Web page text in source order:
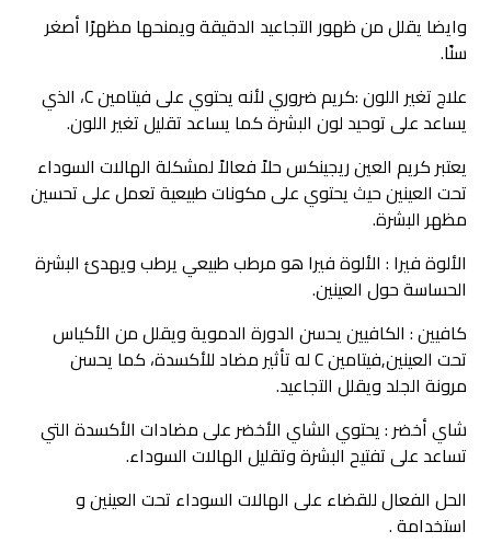
وايضا يقلل من ظهور التجاعيد الدقيقة ويمنحها مظهرًا أصغر
سنًا.
علاج تغير اللون :كريم ضروري لأنه يحتوي على فيتامين C، الذي
يساعد على توحيد لون البشرة كما يساعد تقليل تغير اللون.
يعتبر كريم العين ريجينكس حلاً فعالاً لمشكلة الهالات السوداء
تحت العينين حيث يحتوي على مكونات طبيعية تعمل على تحسين
مظهر البشرة.
الألوة فيرا : الألوة فيرا هو مرطب طبيعي يرطب ويهدئ البشرة
الحساسة حول العينين.
كافيين : الكافيين يحسن الدورة الدموية ويقلل من الأكياس
تحت العينين,فيتامين C له تأثير مضاد للأكسدة، كما يحسن
مرونة الجلد ويقلل التجاعيد.
شاي أخضر : يحتوي الشاي الأخضر على مضادات الأكسدة التي
تساعد على تفتيح البشرة وتقليل الهالات السوداء.
الحل الفعال للقضاء على الهالات السوداء تحت العينين و
استخدامة .